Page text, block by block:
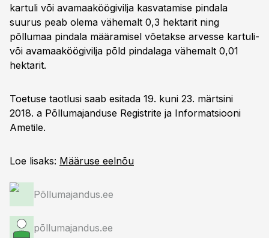
kartuli või avamaaköögivilja kasvatamise pindala
suurus peab olema vähemalt 0,3 hektarit ning
põllumaa pindala määramisel võetakse arvesse kartuli-
või avamaaköögivilja põld pindalaga vähemalt 0,01
hektarit.
Toetuse taotlusi saab esitada 19. kuni 23. märtsini
2018. a Põllumajanduse Registrite ja Informatsiooni
Ametile.
Loe lisaks: Määruse eelnõu
Põllumajandus.ee
põllumajandus.ee